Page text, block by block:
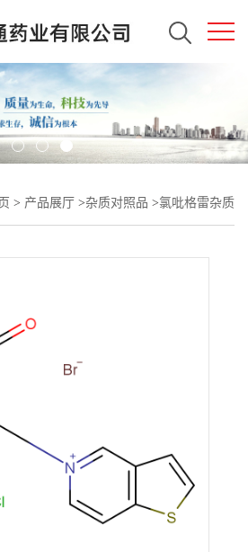
> 产品展厅 >杂质对照品 >氯吡格雷杂质